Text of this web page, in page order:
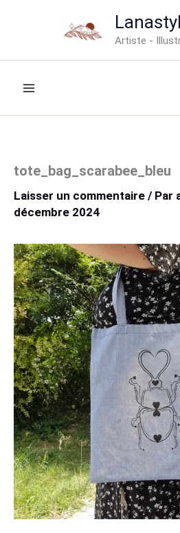
Artiste -
tote_bag_scarabee_bleu
Laisser un commentaire / Par
décembre 2024